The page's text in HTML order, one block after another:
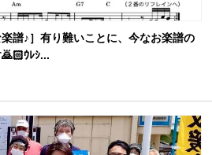
楽譜♪］有り難いことに、今なお楽譜の
ｳﾚｼ...